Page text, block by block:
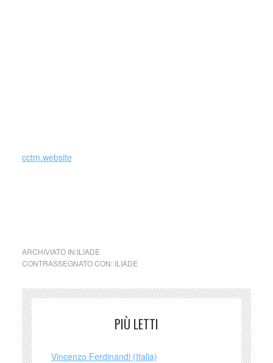
cctm.website
ARCHIVIATO IN:ILIADE
CONTRASSEGNATO CON: ILIADE
PIÙ LETTI
Vincenzo Ferdinandi (Italia)